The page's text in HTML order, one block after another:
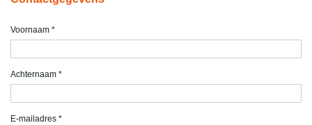
Voornaam *
Achternaam *
E-mailadres *